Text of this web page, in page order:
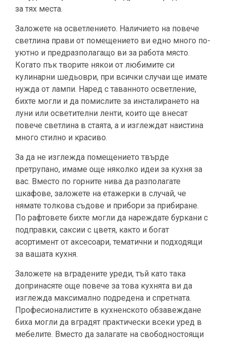
за тях места.
Заложете на осветлението. Наличието на повече
светлина прави от помещението ви едно много по-
уютно и предразполагащо ви за работа място.
Когато пък творите някои от любимите си
кулинарни шедьоври, при всички случаи ще имате
нужда от лампи. Наред с таванното осветление,
бихте могли и да помислите за инсталирането на
луни или осветителни ленти, които ще внесат
повече светлина в стаята, а и изглеждат наистина
много стилно и красиво.
За да не изглежда помещението твърде
претрупано, имаме още няколко идеи за кухня за
вас. Вместо по горните нива да разполагате
шкафове, заложете на етажерки в случай, че
нямате толкова съдове и прибори за прибиране.
По рафтовете бихте могли да нареждате буркани с
подправки, саксии с цветя, както и богат
асортимент от аксесоари, тематични и подходящи
за вашата кухня.
Заложете на вградените уреди, тъй като така
допринасяте още повече за това кухнята ви да
изглежда максимално подредена и спретната.
Професионалистите в кухненското обзавеждане
биха могли да вградят практически всеки уред в
мебелите. Вместо да залагате на свободностоящи